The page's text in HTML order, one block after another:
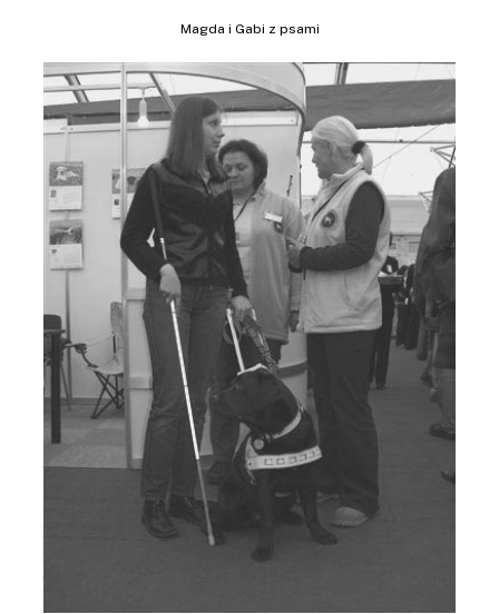
Magda i Gabi z psami